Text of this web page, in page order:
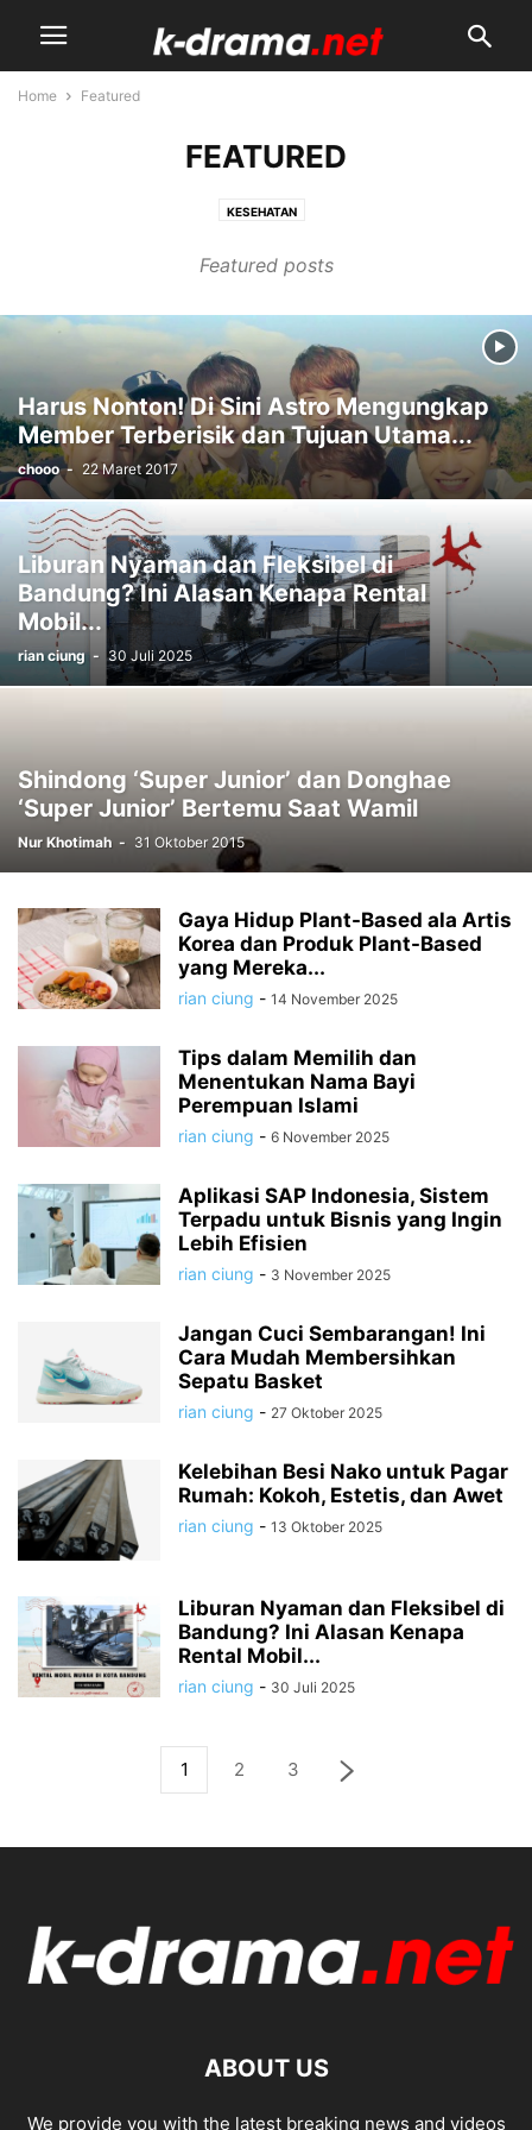
Home Featured
FEATURED
KESEHATAN
Featured posts
Harus Nonton! Di Sini Astro Mengungkap
Member Terberisik dan Tujuan Utama...
chooo - 22 Maret 2017
Liburan Nyaman dan Fleksibel di
Bandung? Ini Alasan Kenapa Rental
Mobil...
rian ciung - 30 Juli 2025
Shindong ‘Super Junior’ dan Donghae
‘Super Junior’ Bertemu Saat Wamil
Nur Khotimah - 31 Oktober 2015
Gaya Hidup Plant-Based ala Artis
Korea dan Produk Plant-Based
yang Mereka...
rian ciung - 14 November 2025
Tips dalam Memilih dan
Menentukan Nama Bayi
Perempuan Islami
rian ciung - 6 November 2025
Aplikasi SAP Indonesia, Sistem
Terpadu untuk Bisnis yang Ingin
Lebih Efisien
rian ciung - 3 November 2025
Jangan Cuci Sembarangan! Ini
Cara Mudah Membersihkan
Sepatu Basket
rian ciung - 27 Oktober 2025
Kelebihan Besi Nako untuk Pagar
Rumah: Kokoh, Estetis, dan Awet
rian ciung - 13 Oktober 2025
Liburan Nyaman dan Fleksibel di
Bandung? Ini Alasan Kenapa
Rental Mobil...
rian ciung - 30 Juli 2025
1 2 3
ABOUT US
We provide you with the latest breaking news and videos